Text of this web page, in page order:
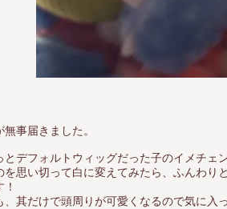
事届きました。
とデフォルトウィッグだった子のイメチェ
を思い切って白に変えてみたら、ふんわり
、其だけで頭周りが可愛くなるので気に入